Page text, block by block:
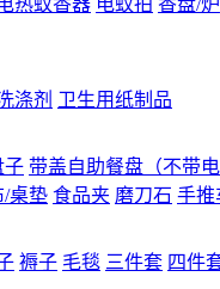
热蚊香器 电蚊拍 香盘/炉
涤剂 卫生用纸制品
子 带盖自助餐盘（不带电
/桌垫 食品夹 磨刀石 手推
褥子 毛毯 三件套 四件